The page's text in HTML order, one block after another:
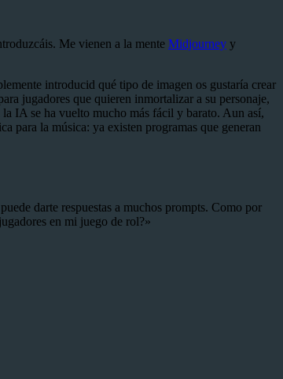
Me vienen a la mente Midjourney y
introducid qué tipo de imagen os gustaría crear
jugadores que quieren inmortalizar a su personaje,
IA se ha vuelto mucho más fácil y barato. Aun así,
para la música: ya existen programas que generan
darte respuestas a muchos prompts. Como por
en mi juego de rol?»